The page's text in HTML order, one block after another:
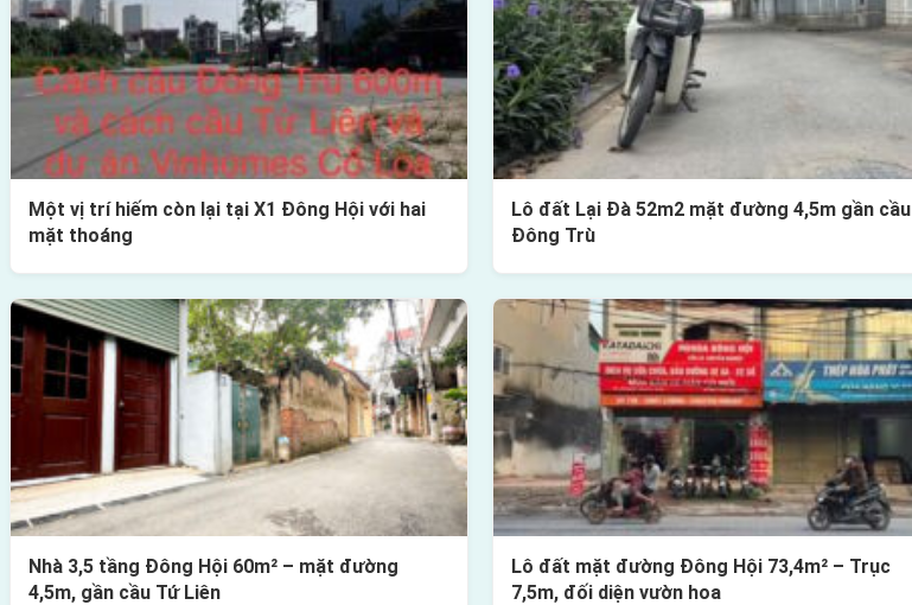
Một vị trí hiếm còn lại tại X1 Đông Hội với hai
mặt thoáng
Lô đất Lại Đà 52m2 mặt đường 4,5m gần cầu
Đông Trù
Nhà 3,5 tầng Đông Hội 60m² – mặt đường
4,5m, gần cầu Tứ Liên
Lô đất mặt đường Đông Hội 73,4m² – Trục
7,5m, đối diện vườn hoa